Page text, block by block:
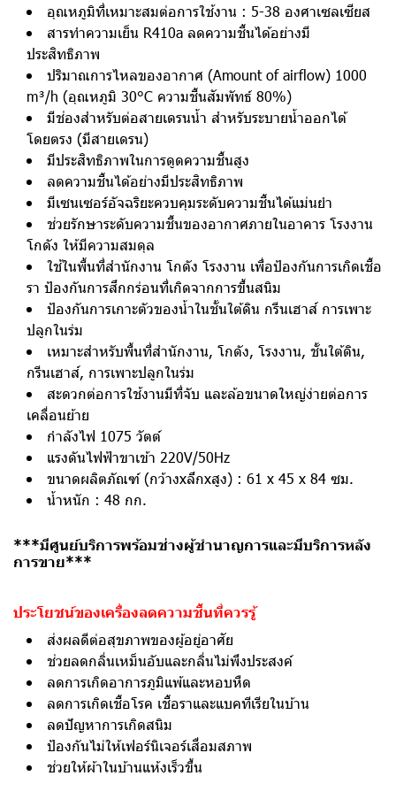
อุณหภูมิที่เหมาะสมต่อการใช้งาน : 5-38 องศาเซลเซียส
สารทำความเย็น R410a ลดความชื้นได้อย่างมี
ประสิทธิภาพ
ปริมาณการไหลของอากาศ (Amount of airflow) 1000
m³/h (อุณหภูมิ 30°C ความชื้นสัมพัทธ์ 80%)
มีช่องสำหรับต่อสายเดรนน้ำ สำหรับระบายน้ำออกได้
โดยตรง (มีสายเดรน)
มีประสิทธิภาพในการดูดความชื้นสูง
ลดความชื้นได้อย่างมีประสิทธิภาพ
มีเซนเซอร์อัจฉริยะควบคุมระดับความชื้นได้แม่นยำ
ช่วยรักษาระดับความชื้นของอากาศภายในอาคาร โรงงาน
โกดัง ให้มีความสมดุล
ใช้ในพื้นที่สำนักงาน โกดัง โรงงาน เพื่อป้องกันการเกิดเชื้อ
รา ป้องกันการสึกกร่อนที่เกิดจากการขึ้นสนิม
ป้องกันการเกาะตัวของน้ำในชั้นใต้ดิน กรีนเฮาส์ การเพาะ
ปลูกในร่ม
เหมาะสำหรับพื้นที่สำนักงาน, โกดัง, โรงงาน, ชั้นใต้ดิน,
กรีนเฮาส์, การเพาะปลูกในร่ม
สะดวกต่อการใช้งานมีที่จับ และล้อขนาดใหญ่ง่ายต่อการ
เคลื่อนย้าย
กำลังไฟ 1075 วัตต์
แรงดันไฟฟ้าขาเข้า 220V/50Hz
ขนาดผลิตภัณฑ์ (กว้างxลึกxสูง) : 61 x 45 x 84 ซม.
น้ำหนัก : 48 กก.
***มีศูนย์บริการพร้อมช่างผู้ชำนาญการและมีบริการหลัง
การขาย***
ประโยชน์ของเครื่องลดความชื้นที่ควรรู้
ส่งผลดีต่อสุขภาพของผู้อยู่อาศัย
ช่วยลดกลิ่นเหม็นอับและกลิ่นไม่พึงประสงค์
ลดการเกิดอาการภูมิแพ้และหอบหืด
ลดการเกิดเชื้อโรค เชื้อราและแบคทีเรียในบ้าน
ลดปัญหาการเกิดสนิม
ป้องกันไม่ให้เฟอร์นิเจอร์เสื่อมสภาพ
ช่วยให้ผ้าในบ้านแห้งเร็วขึ้น